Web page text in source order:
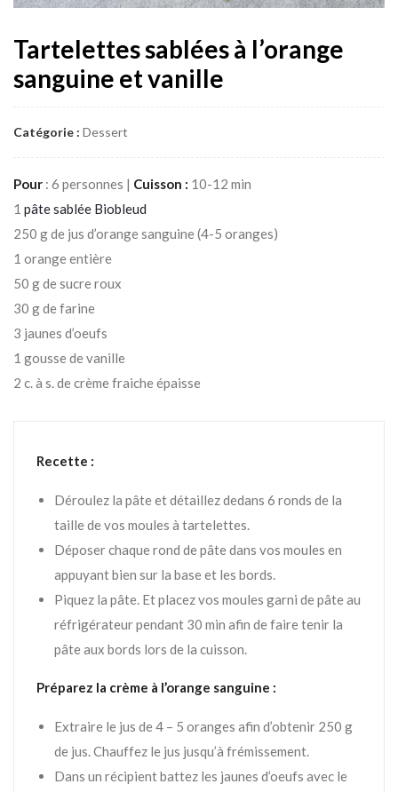
Tartelettes sablées à l’orange
sanguine et vanille
Catégorie : Dessert
Pour : 6 personnes | Cuisson : 10-12 min
1 pâte sablée Biobleud
250 g de jus d’orange sanguine (4-5 oranges)
1 orange entière
50 g de sucre roux
30 g de farine
3 jaunes d’oeufs
1 gousse de vanille
2 c. à s. de crème fraiche épaisse
Recette :
Déroulez la pâte et détaillez dedans 6 ronds de la
taille de vos moules à tartelettes.
Déposer chaque rond de pâte dans vos moules en
appuyant bien sur la base et les bords.
Piquez la pâte. Et placez vos moules garni de pâte au
réfrigérateur pendant 30 min afin de faire tenir la
pâte aux bords lors de la cuisson.
Préparez la crème à l’orange sanguine :
Extraire le jus de 4 – 5 oranges afin d’obtenir 250 g
de jus. Chauffez le jus jusqu’à frémissement.
Dans un récipient battez les jaunes d’oeufs avec le